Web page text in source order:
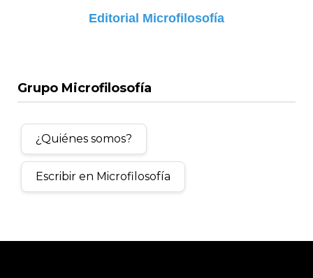
Editorial Microfilosofía
Grupo Microfilosofía
¿Quiénes somos?
Escribir en Microfilosofía